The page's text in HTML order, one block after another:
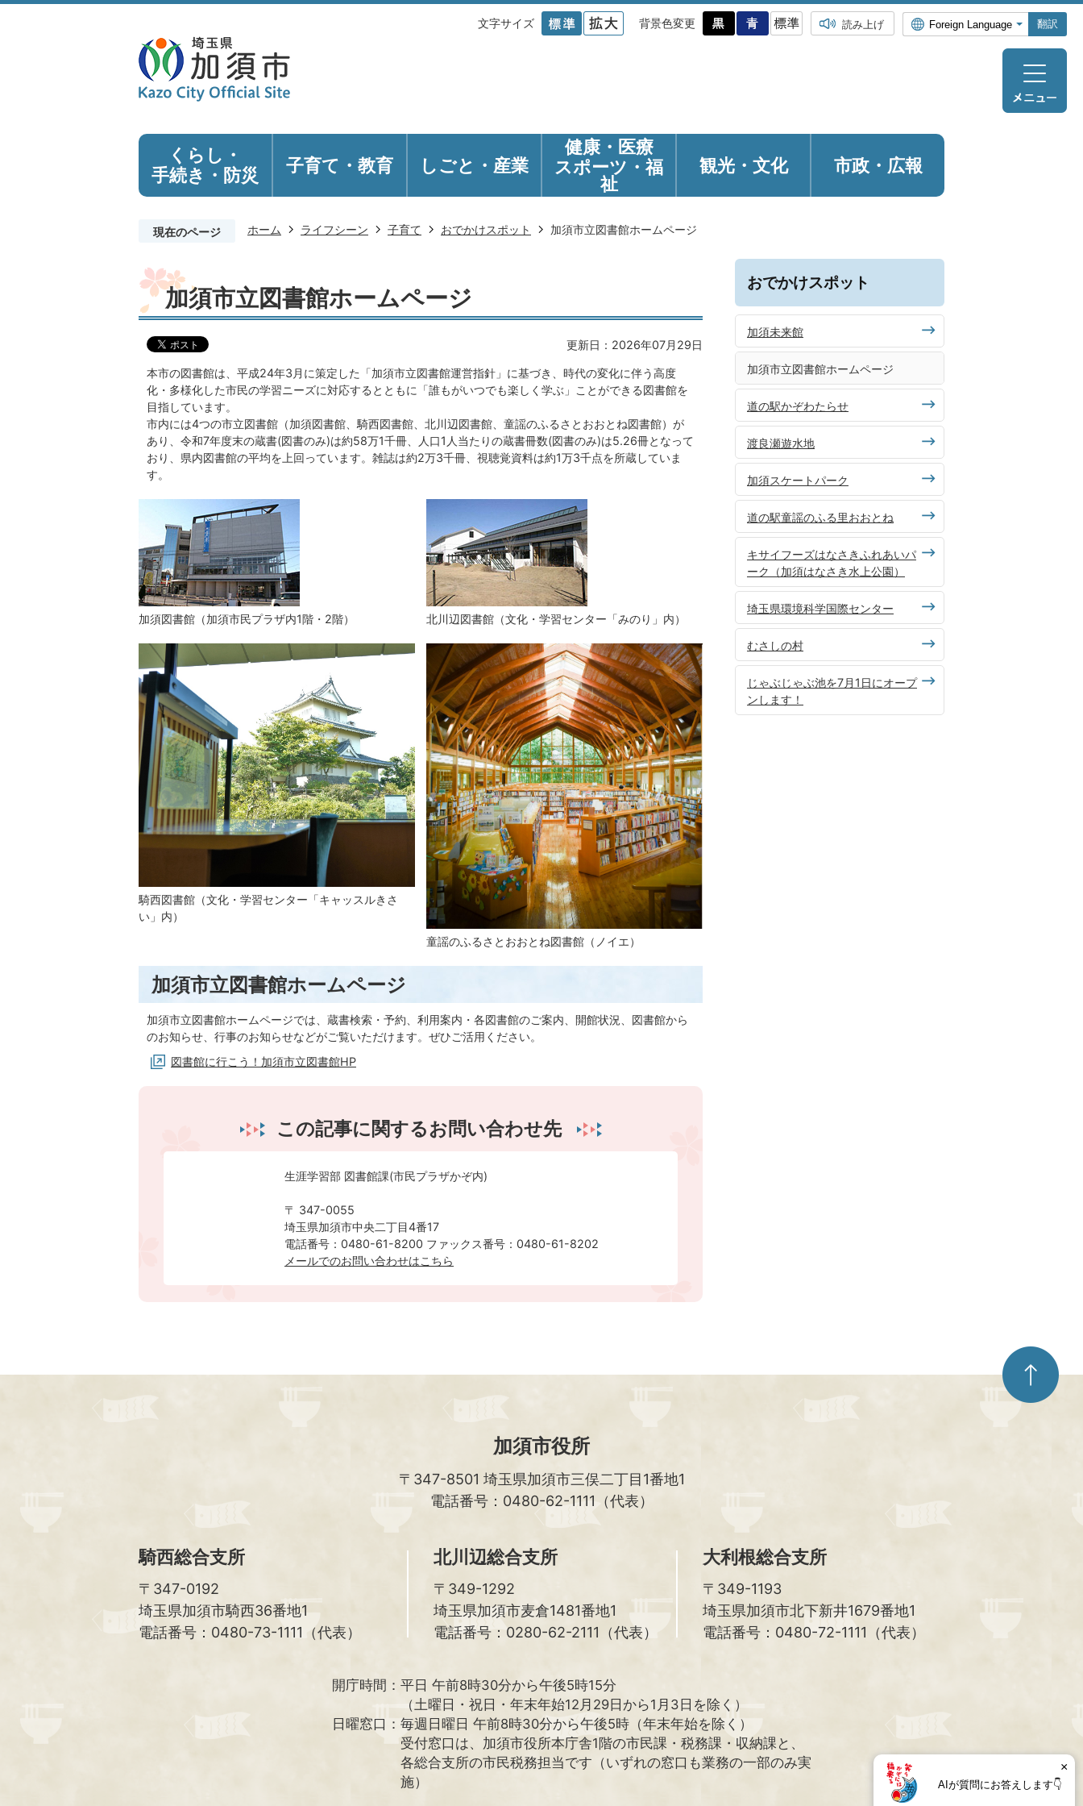
文字サイズ 背景色変更 読み上げ 翻訳
くらし・
手続き ・防災 子育て・教育 しごと・産業
健康・医療
スポーツ・福
祉
観光・ 文化 市政・広報
現在のページ ホーム ライフシーン 子育て おでかけスポット 加須市立図書館ホームページ
加須市立図書館ホームページ
更新日：2026年07月29日
本市の図書館は、平成24年3月に策定した「加須市立図書館運営指針」に基づき、時代の変化に伴う高度
化・多様化した市民の学習ニーズに対応するとともに「誰もがいつでも楽しく学ぶ」ことができる図書館を
目指しています。
市内には4つの市立図書館（加須図書館、騎西図書館、北川辺図書館、童謡のふるさとおおとね図書館）が
あり、令和7年度末の蔵書(図書のみ)は約58万1千冊、人口1人当たりの蔵書冊数(図書のみ)は5.26冊となって
おり、県内図書館の平均を上回っています。雑誌は約2万3千冊、視聴覚資料は約1万3千点を所蔵していま
す。
加須図書館（加須市民プラザ内1階・2階） 北川辺図書館（文化・学習センター「みのり」内）
騎西図書館（文化・学習センター「キャッスルきさ
い」内）
童謡のふるさとおおとね図書館（ノイエ）
加須市立図書館ホームページ
加須市立図書館ホームページでは、蔵書検索・予約、利用案内・各図書館のご案内、開館状況、図書館から
のお知らせ、行事のお知らせなどがご覧いただけます。ぜひご活用ください。
図書館に行こう！加須市立図書館HP
この記事に関するお問い合わせ先
生涯学習部 図書館課(市民プラザかぞ内)
〒 347-0055
埼玉県加須市中央二丁目4番17
電話番号：0480-61-8200 ファックス番号：0480-61-8202
メールでのお問い合わせはこちら
おでかけスポット
加須未来館
加須市立図書館ホームページ
道の駅かぞわたらせ
渡良瀬遊水地
加須スケートパーク
道の駅童謡のふる里おおとね
キサイフーズはなさきふれあいパ
ーク（加須はなさき水上公園）
埼玉県環境科学国際センター
むさしの村
じゃぶじゃぶ池を7月1日にオープ
ンします！
ペ
ー
ジ
加須市役所
〒347-8501 埼玉県加須市三俣二丁目1番地1
電話番号：0480-62-1111（代表）
騎西総合支所
〒347-0192
埼玉県加須市騎西36番地1
電話番号：0480-73-1111（代表）
北川辺総合支所
〒349-1292
埼玉県加須市麦倉1481番地1
電話番号：0280-62-2111（代表）
大利根総合支所
〒349-1193
埼玉県加須市北下新井1679番地1
電話番号：0480-72-1111（代表）
開庁時間： 平日 午前8時30分から午後5時15分
（土曜日・祝日・年末年始12月29日から1月3日を除く）
日曜窓口： 毎週日曜日 午前8時30分から午後5時（年末年始を除く）
受付窓口は、加須市役所本庁舎1階の市民課・税務課・収納課と、
各総合支所の市民税務担当です（いずれの窓口も業務の一部のみ実
施）
AIが質問にお答えします👇
×